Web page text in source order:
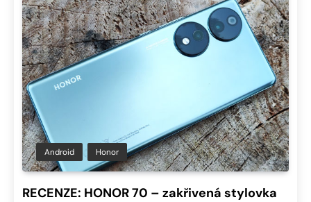
Android Honor
RECENZE: HONOR 70 – zakřivená stylovka